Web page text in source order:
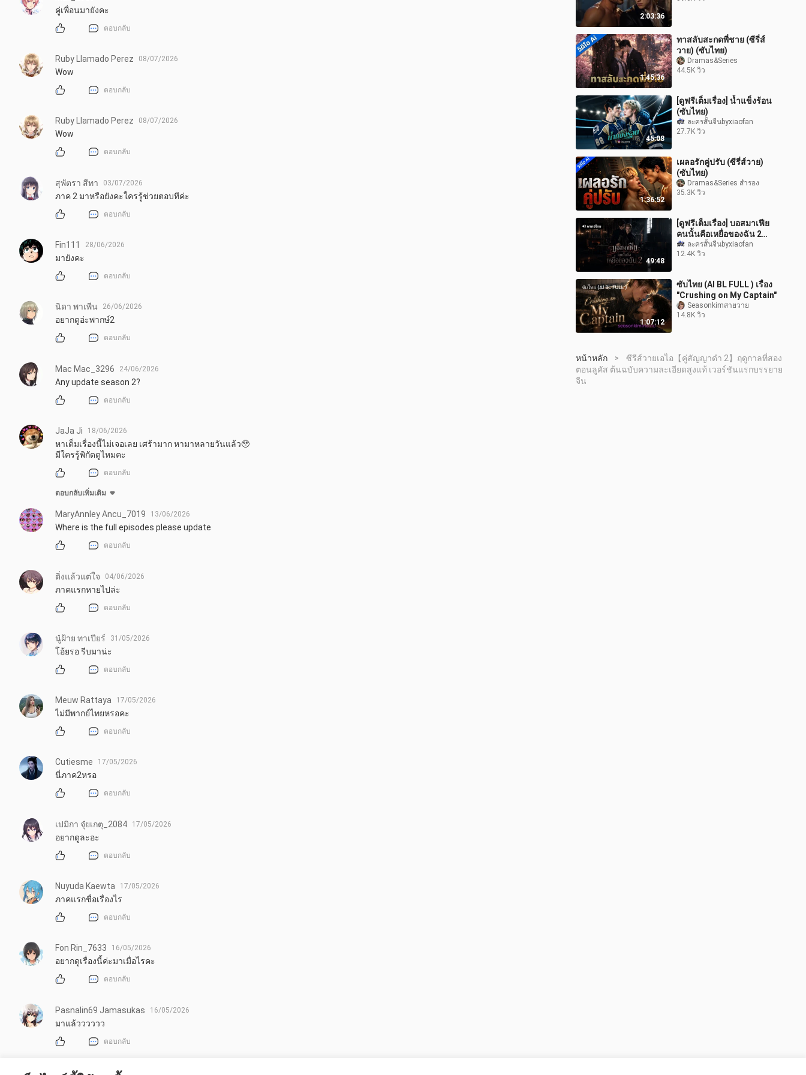
2:03:36
1:45:36
ทาสลับสะกดพี่ชาย (ซีรี่ส์
วาย) (ซับไทย)
Dramas&Series
44.5K วิว
45:08
[ดูฟรีเต็มเรื่อง] น้ำแข็งร้อน
(ซับไทย)
ละครสั้นจีนbyxiaofan
27.7K วิว
1:36:52
เผลอรักคู่ปรับ (ซีรี่ส์วาย)
(ซับไทย)
Dramas&Series สำรอง
35.3K วิว
49:48
[ดูฟรีเต็มเรื่อง] บอสมาเฟีย
คนนั้นคือเหยื่อของฉัน 2
(พากย์ไทย)
ละครสั้นจีนbyxiaofan
12.4K วิว
1:07:12
ซับไทย (AI BL FULL ) เรื่อง
"Crushing on My Captain"
Seasonkimสายวาย
14.8K วิว
หน้าหลัก >
ซีรีส์วายเอไอ【คู่สัญญาดำ 2】ฤดูกาลที่สอง
ตอนลูคัส ต้นฉบับความละเอียดสูงแท้ เวอร์ชันแรกบรรยาย
จีน
คู่เพื่อนมายังคะ
ตอบกลับ
Ruby Llamado Perez 08/07/2026
Wow
ตอบกลับ
Ruby Llamado Perez 08/07/2026
Wow
ตอบกลับ
สุพัตรา สีทา 03/07/2026
ภาค 2 มาหรือยังคะใครรู้ช่วยตอบทีค่ะ
ตอบกลับ
Fin111 28/06/2026
มายังคะ
ตอบกลับ
นิดา พาเพีน 26/06/2026
อยากดูอ่ะพากษ์2
ตอบกลับ
Mac Mac_3296 24/06/2026
Any update season 2?
ตอบกลับ
JaJa Ji 18/06/2026
หาเต็มเรื่องนี้ไม่เจอเลย เศร้ามาก หามาหลายวันแล้ว🥹
มีใครรู้พิกัดดูไหมคะ
ตอบกลับ
ตอบกลับเพิ่มเติม
MaryAnnley Ancu_7019 13/06/2026
Where is the full episodes please update
ตอบกลับ
ติ่งแล้วแต่ใจ 04/06/2026
ภาคแรกหายไปล่ะ
ตอบกลับ
นู๋ฝ้าย ทาเปียร์ 31/05/2026
โอ้ยรอ รีบมาน่ะ
ตอบกลับ
Meuw Rattaya 17/05/2026
ไม่มีพากย์ไทยหรอคะ
ตอบกลับ
Cutiesme 17/05/2026
นี่ภาค2หรอ
ตอบกลับ
เปมิกา จุ๋ยเกตุ_2084 17/05/2026
อยากดูละอะ
ตอบกลับ
Nuyuda Kaewta 17/05/2026
ภาคแรกชื่อเรื่องไร
ตอบกลับ
Fon Rin_7633 16/05/2026
อยากดูเรื่องนี้ค่ะมาเมื่อไรคะ
ตอบกลับ
Pasnalin69 Jamasukas 16/05/2026
มาแล้วววววว
ตอบกลับ
Killua2565 16/05/2026